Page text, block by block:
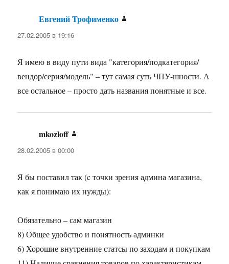
Евгений Трофименко
27.02.2005 в 19:16
Я имею в виду пути вида "категория/подкатегория/
вендор/серия/модель" – тут самая суть ЧПУ-шности. А
все остальное – просто дать названия понятные и все.
mkozloff
28.02.2005 в 00:00
Я бы поставил так (c точки зрения админа магазина,
как я понимаю их нужды):
Обязательно – сам магазин
8) Общее удобство и понятность админки
6) Хорошие внутренние статсы по заходам и покупкам